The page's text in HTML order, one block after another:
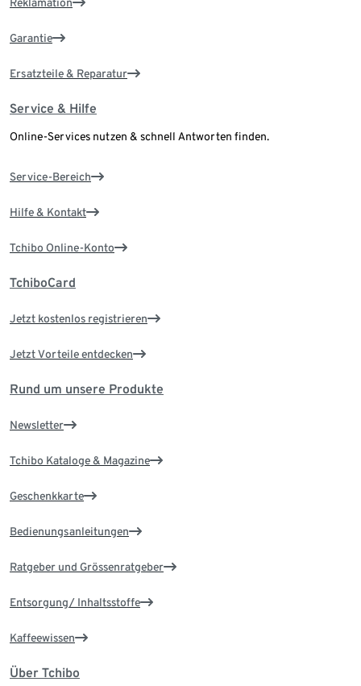
Garantie
Ersatzteile & Reparatur
Service & Hilfe
Online-Services nutzen & schnell Antworten finden.
Service-Bereich
Hilfe & Kontakt
Tchibo Online-Konto
TchiboCard
Jetzt kostenlos registrieren
Jetzt Vorteile entdecken
Rund um unsere Produkte
Newsletter
Tchibo Kataloge & Magazine
Geschenkkarte
Bedienungsanleitungen
Ratgeber und Grössenratgeber
Entsorgung/ Inhaltsstoffe
Kaffeewissen
Über Tchibo